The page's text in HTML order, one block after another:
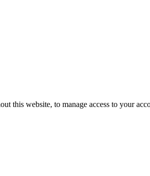
this website, to manage access to your